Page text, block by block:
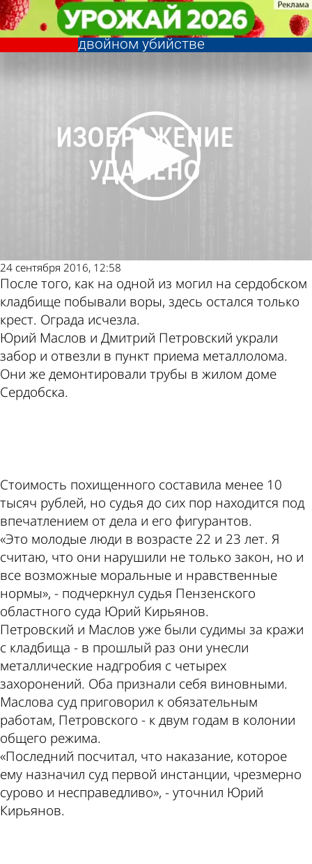
Сердобского кладбищенского
вора будут судить по делу о
двойном убийстве
Криминал
24 сентября 2016, 12:58
После того, как на одной из могил на сердобском
кладбище побывали воры, здесь остался только
крест. Ограда исчезла.
Юрий Маслов и Дмитрий Петровский украли
забор и отвезли в пункт приема металлолома.
Они же демонтировали трубы в жилом доме
Сердобска.
Стоимость похищенного составила менее 10
тысяч рублей, но судья до сих пор находится под
впечатлением от дела и его фигурантов.
«Это молодые люди в возрасте 22 и 23 лет. Я
считаю, что они нарушили не только закон, но и
все возможные моральные и нравственные
нормы», - подчеркнул судья Пензенского
областного суда Юрий Кирьянов.
Петровский и Маслов уже были судимы за кражи
с кладбища - в прошлый раз они унесли
металлические надгробия с четырех
захоронений. Оба признали себя виновными.
Маслова суд приговорил к обязательным
работам, Петровского - к двум годам в колонии
общего режима.
«Последний посчитал, что наказание, которое
ему назначил суд первой инстанции, чрезмерно
сурово и несправедливо», - уточнил Юрий
Кирьянов.
Сердобского кладбищенского
вора будут судить по делу о
двойном убийстве
Криминал
Другие новости
по теме
Погода и курсы
валют в Пензе